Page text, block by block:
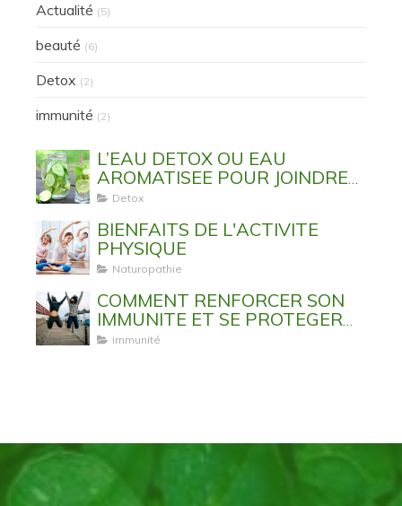
Actualité (5)
beauté (6)
Detox (2)
immunité (2)
L’EAU DETOX OU EAU
AROMATISEE POUR JOINDRE
L’UTILE A L’AGREABLE
Detox
BIENFAITS DE L'ACTIVITE
PHYSIQUE
Naturopathie
COMMENT RENFORCER SON
IMMUNITE ET SE PROTEGER
DES VIRUS ET MALADIES
immunité